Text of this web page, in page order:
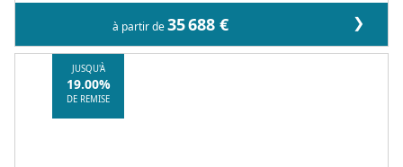
à partir de35 688 € ❯
JUSQU'À
19.00%
DE REMISE